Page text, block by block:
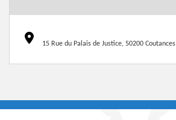
15 Rue du Palais de Justice, 50200 Coutances